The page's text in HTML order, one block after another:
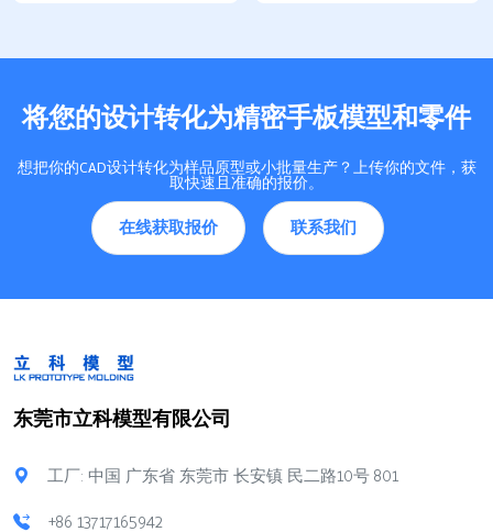
精度和表面处理能力。许
程，严格检测成品，保障
品…
万台。市场竞争激烈，部
如盲目追求大规格、…
将您的设计转化为精密手板模型和零件
想把你的CAD设计转化为样品原型或小批量生产？上传你的文件，获
取快速且准确的报价。
在线获取报价 联系我们
东莞市立科模型有限公司
工厂: 中国 广东省 东莞市 长安镇 民二路10号 801
+86 13717165942